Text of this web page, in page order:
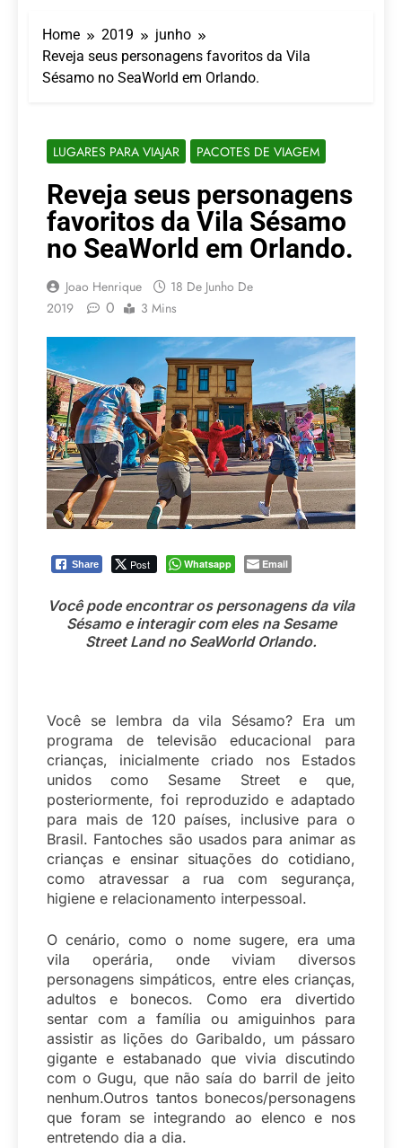
de operação do
Embraer 195-E2
5 De Agosto De 2026
Azul retoma voos
diretos entre Porto
Catarinense: Região do
Salto Caveiras atrai
fortalece infraestrutura
5 De Agosto De 2026
Só Lugar: Descubra as
Atrações do Parque
Mini-Europe
4 De Agosto De 2026
Por Dentro do Atomium:
História, Ciência e a
Bruxelas
4 De Agosto De 2026
Home 2019
junho
Reveja seus personagens favoritos da Vila
Sésamo no SeaWorld em Orlando.
LUGARES PARA VIAJAR PACOTES DE VIAGEM
Reveja seus personagens
favoritos da Vila Sésamo
no SeaWorld em Orlando.
Joao Henrique
18 De Junho De
2019
0 3 Mins
Share Post Whatsapp Email
Você pode encontrar os personagens da vila
Sésamo e interagir com eles na Sesame
Street Land no SeaWorld Orlando.
Você se lembra da vila Sésamo? Era um
programa de televisão educacional para
crianças, inicialmente criado nos Estados
unidos como Sesame Street e que,
posteriormente, foi reproduzido e adaptado
para mais de 120 países, inclusive para o
Brasil. Fantoches são usados para animar as
crianças e ensinar situações do cotidiano,
como atravessar a rua com segurança,
higiene e relacionamento interpessoal.
O cenário, como o nome sugere, era uma
vila operária, onde viviam diversos
personagens simpáticos, entre eles crianças,
adultos e bonecos. Como era divertido
sentar com a família ou amiguinhos para
assistir as lições do Garibaldo, um pássaro
gigante e estabanado que vivia discutindo
com o Gugu, que não saía do barril de jeito
nenhum.Outros tantos bonecos/personagens
que foram se integrando ao elenco e nos
entretendo dia a dia.